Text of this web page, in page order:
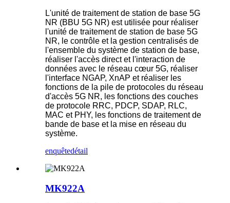
L'unité de traitement de station de base 5G
NR (BBU 5G NR) est utilisée pour réaliser
l'unité de traitement de station de base 5G
NR, le contrôle et la gestion centralisés de
l'ensemble du système de station de base,
réaliser l'accès direct et l'interaction de
données avec le réseau cœur 5G, réaliser
l'interface NGAP, XnAP et réaliser les
fonctions de la pile de protocoles du réseau
d'accès 5G NR, les fonctions des couches
de protocole RRC, PDCP, SDAP, RLC,
MAC et PHY, les fonctions de traitement de
bande de base et la mise en réseau du
système.
enquêtedétail
MK922A